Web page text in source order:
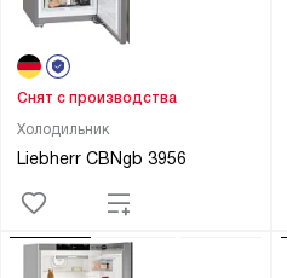
Холодильник
Liebherr CBNgb 3956
Снят с производства